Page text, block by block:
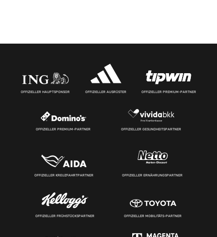
OFFIZIELLER HAUPTSPONSOR OFFIZIELLER AUSRÜSTER OFFIZIELLER PREMIUM-PARTNER
OFFIZIELLER PREMIUM-PARTNER OFFIZIELLER GESUNDHEITSPARTNER
OFFIZIELLER KREUZFAHRTPARTNER OFFIZIELLER ERNÄHRUNGSPARTNER
OFFIZIELLER FRÜHSTÜCKSPARTNER OFFIZIELLER MOBILITÄTS-PARTNER